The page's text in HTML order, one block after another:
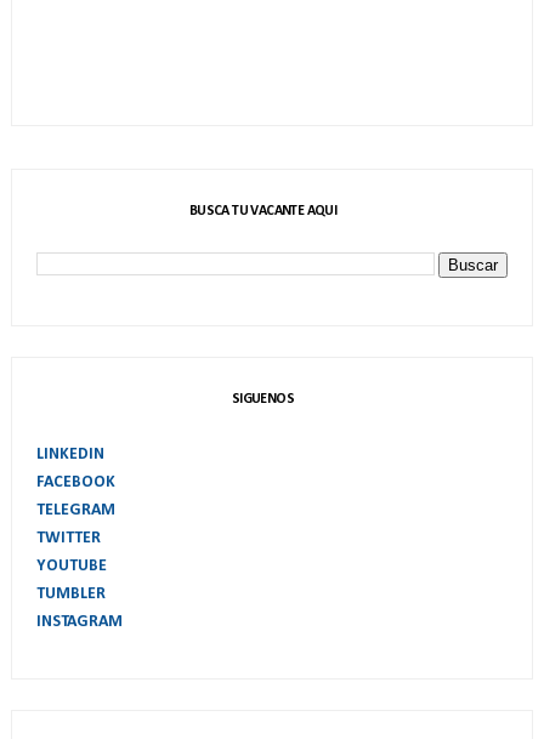
BUSCA TU VACANTE AQUI
SIGUENOS
LINKEDIN
FACEBOOK
TELEGRAM
TWITTER
YOUTUBE
TUMBLER
INSTAGRAM